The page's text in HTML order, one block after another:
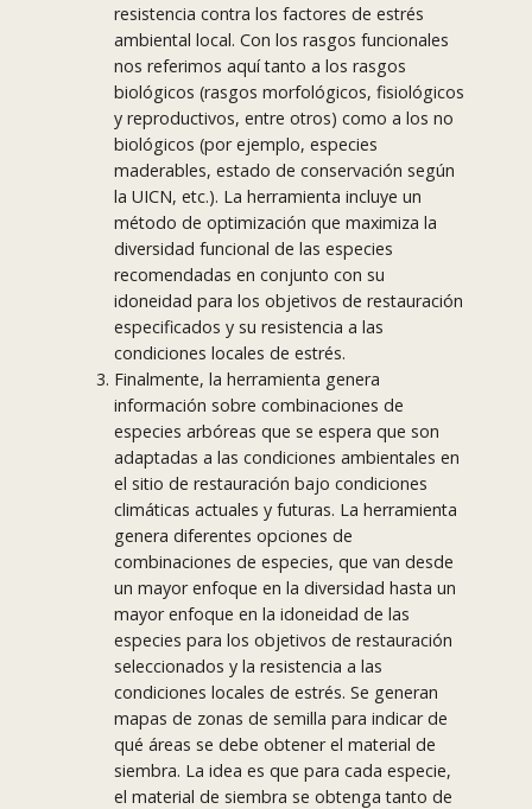
resistencia contra los factores de estrés
ambiental local. Con los rasgos funcionales
nos referimos aquí tanto a los rasgos
biológicos (rasgos morfológicos, fisiológicos
y reproductivos, entre otros) como a los no
biológicos (por ejemplo, especies
maderables, estado de conservación según
la UICN, etc.). La herramienta incluye un
método de optimización que maximiza la
diversidad funcional de las especies
recomendadas en conjunto con su
idoneidad para los objetivos de restauración
especificados y su resistencia a las
condiciones locales de estrés.
Finalmente, la herramienta genera
información sobre combinaciones de
especies arbóreas que se espera que son
adaptadas a las condiciones ambientales en
el sitio de restauración bajo condiciones
climáticas actuales y futuras. La herramienta
genera diferentes opciones de
combinaciones de especies, que van desde
un mayor enfoque en la diversidad hasta un
mayor enfoque en la idoneidad de las
especies para los objetivos de restauración
seleccionados y la resistencia a las
condiciones locales de estrés. Se generan
mapas de zonas de semilla para indicar de
qué áreas se debe obtener el material de
siembra. La idea es que para cada especie,
el material de siembra se obtenga tanto de